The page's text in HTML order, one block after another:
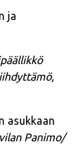
ja
asukkaan
Panimo/